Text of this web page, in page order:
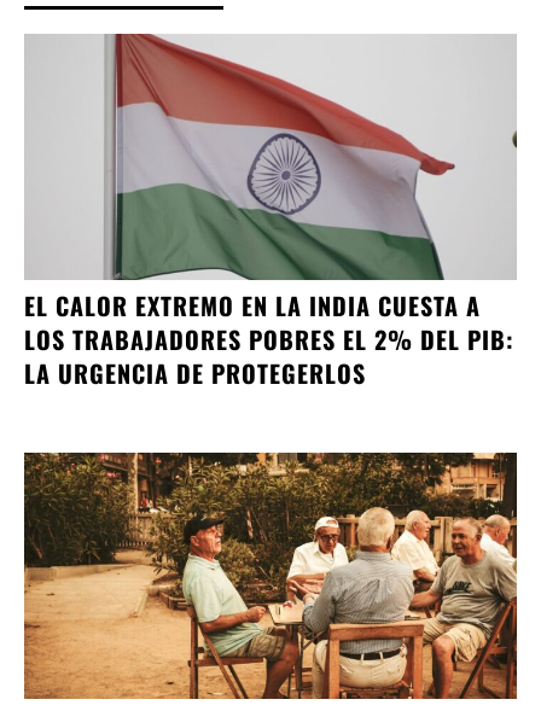
EL CALOR EXTREMO EN LA INDIA CUESTA A
LOS TRABAJADORES POBRES EL 2% DEL PIB:
LA URGENCIA DE PROTEGERLOS